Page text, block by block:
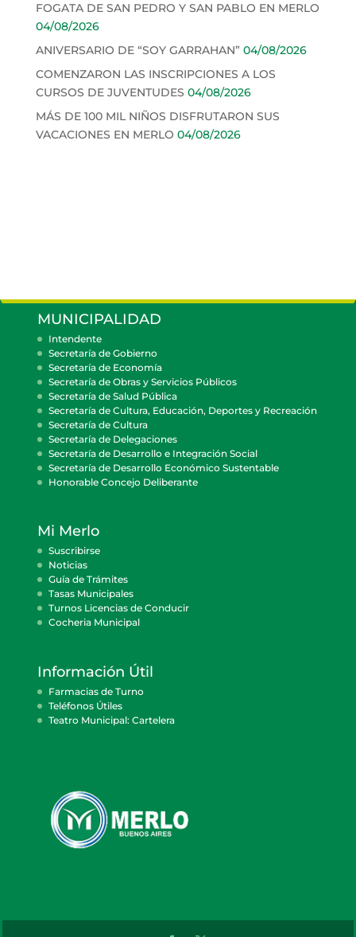
FOGATA DE SAN PEDRO Y SAN PABLO EN MERLO
04/08/2026
ANIVERSARIO DE “SOY GARRAHAN” 04/08/2026
COMENZARON LAS INSCRIPCIONES A LOS
CURSOS DE JUVENTUDES 04/08/2026
MÁS DE 100 MIL NIÑOS DISFRUTARON SUS
VACACIONES EN MERLO 04/08/2026
MUNICIPALIDAD
Intendente
Secretaría de Gobierno
Secretaría de Economía
Secretaría de Obras y Servicios Públicos
Secretaría de Salud Pública
Secretaría de Cultura, Educación, Deportes y Recreación
Secretaría de Cultura
Secretaría de Delegaciones
Secretaría de Desarrollo e Integración Social
Secretaría de Desarrollo Económico Sustentable
Honorable Concejo Deliberante
Mi Merlo
Suscribirse
Noticias
Guía de Trámites
Tasas Municipales
Turnos Licencias de Conducir
Cocheria Municipal
Información Útil
Farmacias de Turno
Teléfonos Útiles
Teatro Municipal: Cartelera